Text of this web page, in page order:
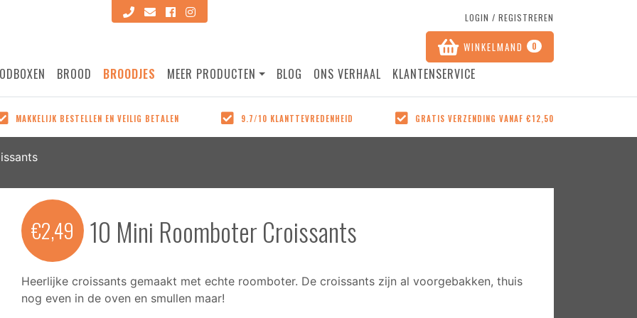
WINKELMAND 0
BROOD BROODJES MEER PRODUCTEN BLOG ONS VERHAAL KLANTENSERVICE
LOGIN / REGISTREREN
BESTELLEN EN VEILIG BETALEN
producten zijn makkelijk
op onze site en
betaalmethodes!
9.7/10 KLANTTEVREDENHEID
Volgens onze klanten. Lees de
GRATIS VERZENDING VANAF €12,50
Vanaf 12,50 krijgt u uw bestelling
SLUITEN
MAKKELIJK BESTELLEN EN VEILIG BETALEN 9.7/10 KLANTTEVREDENHEID GRATIS VERZENDING VANAF €12,50
10 Mini Roomboter Croissants
€2,49
Heerlijke croissants gemaakt met echte roomboter. De croissants zijn al voorgebakken, thuis
nog even in de oven en smullen maar!